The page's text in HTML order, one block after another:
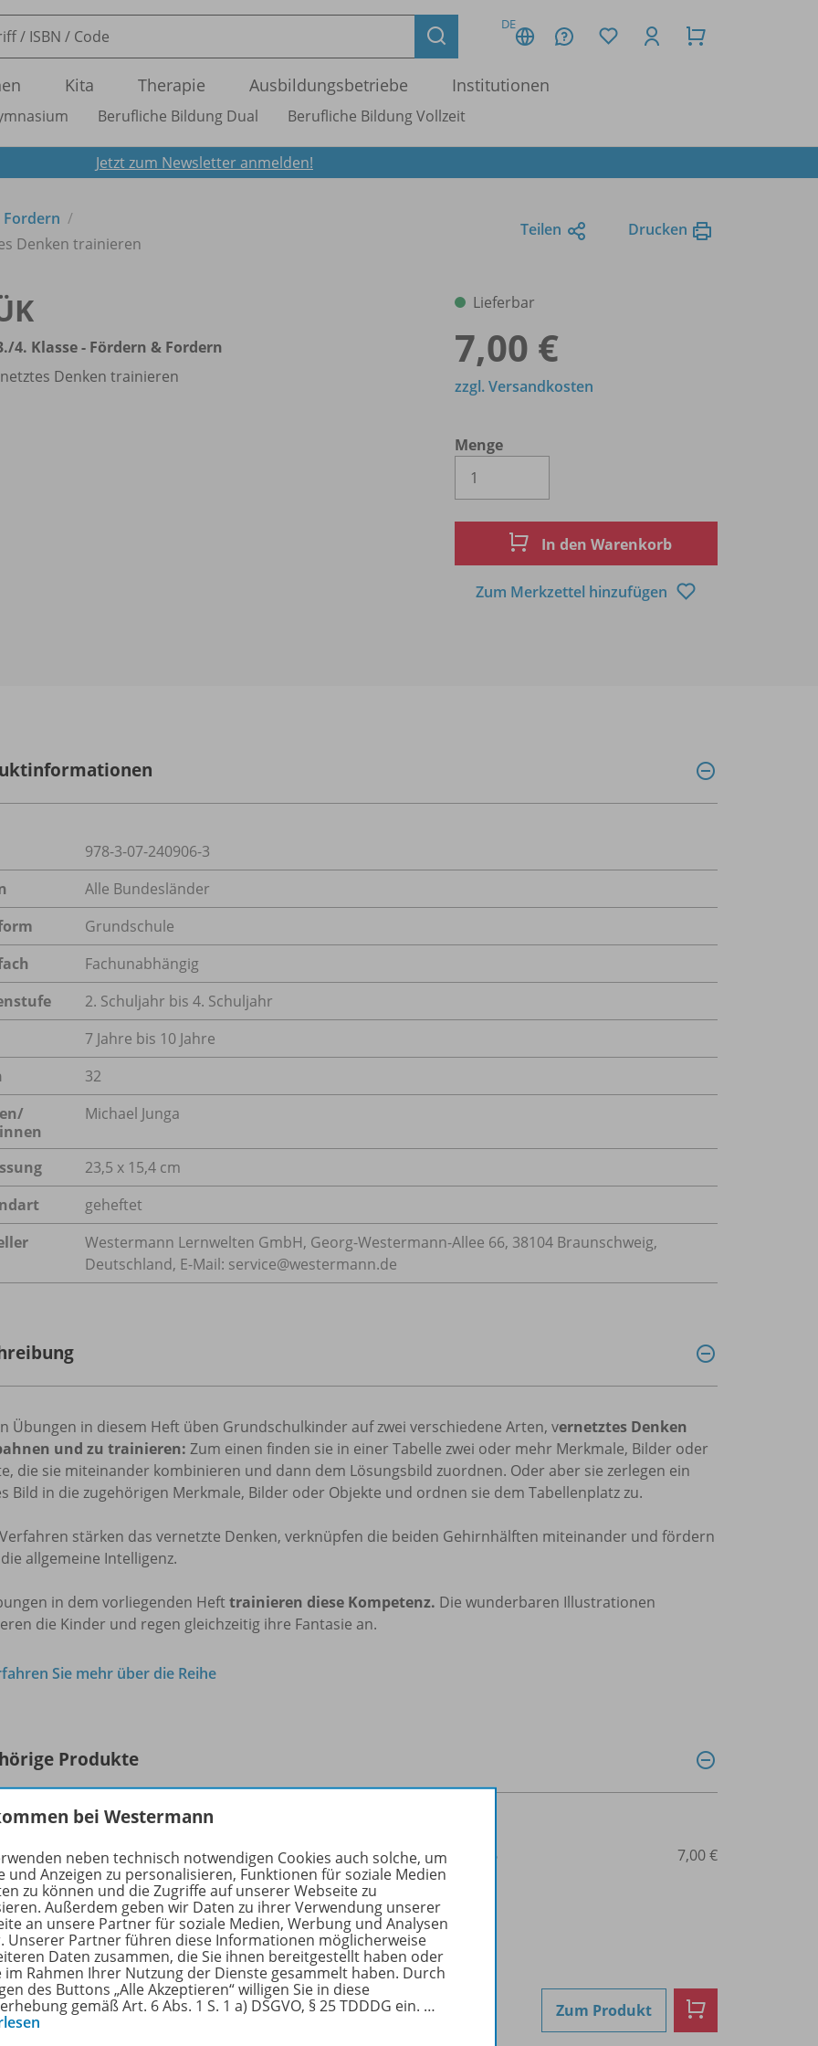
DE
Kita Therapie Ausbildungsbetriebe Institutionen
Berufliche Bildung Dual Berufliche Bildung Vollzeit
Jetzt zum Newsletter anmelden!
Fordern
Denken trainieren
Teilen Drucken
4. Klasse - Fördern & Fordern
Denken trainieren
Lieferbar
7,00 €
Menge
zzgl. Versandkosten
In den Warenkorb
Zum Merkzettel hinzufügen
978-3-07-240906-3
Alle Bundesländer
Grundschule
Fachunabhängig
2. Schuljahr bis 4. Schuljahr
7 Jahre bis 10 Jahre
32
Michael Junga
23,5 x 15,4 cm
geheftet
Westermann Lernwelten GmbH, Georg-Westermann-Allee 66, 38104 Braunschweig,
Deutschland, E-Mail: service@westermann.de
Übungen in diesem Heft üben Grundschulkinder auf zwei verschiedene Arten, vernetztes Denken
und zu trainieren: Zum einen finden sie in einer Tabelle zwei oder mehr Merkmale, Bilder oder
die sie miteinander kombinieren und dann dem Lösungsbild zuordnen. Oder aber sie zerlegen ein
Bild in die zugehörigen Merkmale, Bilder oder Objekte und ordnen sie dem Tabellenplatz zu.
stärken das vernetzte Denken, verknüpfen die beiden Gehirnhälften miteinander und fördern
allgemeine Intelligenz.
in dem vorliegenden Hefttrainieren diese Kompetenz. Die wunderbaren Illustrationen
die Kinder und regen gleichzeitig ihre Fantasie an.
Sie mehr über die Reihe
Produkte
1./2./3. Klasse - Fördern & Fordern
Vernetztes Denken
Lieferbar
978-3-07-240905-6 7,00 €
Zum Produkt
bei Westermann
neben technisch notwendigen Cookies auch solche, um
und Anzeigen zu personalisieren, Funktionen für soziale Medien
zu können und die Zugriffe auf unserer Webseite zu
Außerdem geben wir Daten zu ihrer Verwendung unserer
an unsere Partner für soziale Medien, Werbung und Analysen
Unserer Partner führen diese Informationen möglicherweise
Daten zusammen, die Sie ihnen bereitgestellt haben oder
im Rahmen Ihrer Nutzung der Dienste gesammelt haben. Durch
des Buttons „Alle Akzeptieren“ willigen Sie in diese
gemäß Art. 6 Abs. 1 S. 1 a) DSGVO, § 25 TDDDG ein. …